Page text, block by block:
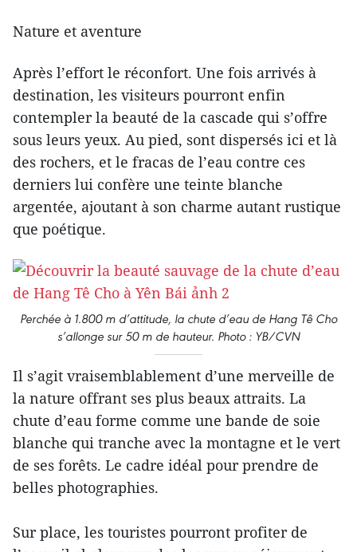
Nature et aventure
Après l’effort le réconfort. Une fois arrivés à
destination, les visiteurs pourront enfin
contempler la beauté de la cascade qui s’offre
sous leurs yeux. Au pied, sont dispersés ici et là
des rochers, et le fracas de l’eau contre ces
derniers lui confère une teinte blanche
argentée, ajoutant à son charme autant rustique
que poétique.
Perchée à 1.800 m d’attitude, la chute d’eau de Hang Tê Cho
s’allonge sur 50 m de hauteur. Photo : YB/CVN
Il s’agit vraisemblablement d’une merveille de
la nature offrant ses plus beaux attraits. La
chute d’eau forme comme une bande de soie
blanche qui tranche avec la montagne et le vert
de ses forêts. Le cadre idéal pour prendre de
belles photographies.
Sur place, les touristes pourront profiter de